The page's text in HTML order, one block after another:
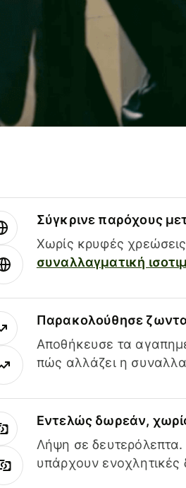
Σύγκρινε παρόχους
Χωρίς κρυφές
συναλλαγματική
Παρακολούθησε
Αποθήκευσε τα
πώς αλλάζει η
Εντελώς δωρεάν,
Λήψη σε δευτερόλεπτα.
υπάρχουν ενοχλητικές